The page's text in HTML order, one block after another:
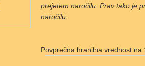
prejetem naročilu. Prav tako je
naročilu.
Povprečna hranilna vrednost na